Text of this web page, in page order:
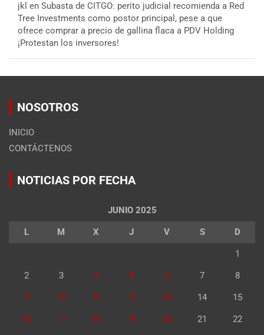
jkl en Subasta de CITGO: perito judicial recomienda a Red
Tree Investments como postor principal, pese a que
ofrece comprar a precio de gallina flaca a PDV Holding
¡Protestan los inversores!
NOSOTROS
INICIO
CONTÁCTENOS
NOTICIAS POR FECHA
JUNIO 2025
L M X J V S D
1
2 3 4 5 6 7 8
9 10 11 12 13 14 15
16 17 18 19 20 21 22